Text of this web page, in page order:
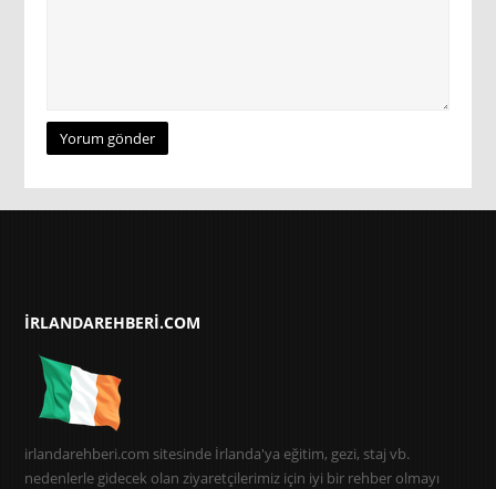
IRLANDAREHBERI.COM
irlandarehberi.com sitesinde İrlanda'ya eğitim, gezi, staj vb.
nedenlerle gidecek olan ziyaretçilerimiz için iyi bir rehber olmayı